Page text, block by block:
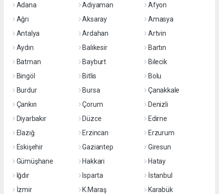
Adana Adıyaman
Afyon
Ağrı
Aksaray
Amasya
Antalya
Ardahan
Artvin
Aydın
Balıkesir
Bartın
Batman
Bayburt
Bilecik
Bingöl
Bitlis
Bolu
Burdur
Bursa
Çanakkale
Çankırı
Çorum
Denizli
Diyarbakır
Düzce
Edirne
Elazığ
Erzincan
Erzurum
Eskişehir
Gaziantep
Giresun
Gümüşhane
Hakkari
Hatay
Iğdır
Isparta
İstanbul
İzmir
K.Maraş
Karabük